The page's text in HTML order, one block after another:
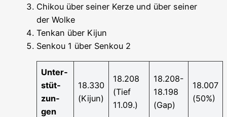
Chi­kou über sei­ner Ker­ze und über sei­ner
der Wolke
Ten­kan über Kijun
Sen­kou 1 über Sen­kou 2
Unter­
stüt­
zun­
gen
18.330
(Kijun)
18.208
(Tief
11.09.)
18.208-
18.198
(Gap)
18.007
(50%)